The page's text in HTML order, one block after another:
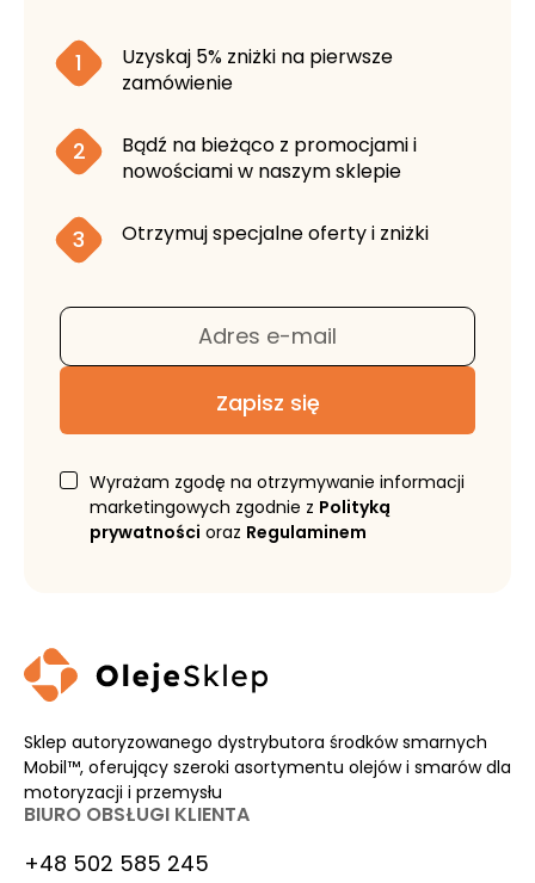
1
Uzyskaj 5% zniżki na pierwsze
zamówienie
2
Bądź na bieżąco z promocjami i
nowościami w naszym sklepie
3 Otrzymuj specjalne oferty i zniżki
Adres e-mail
Zapisz się
Wyrażam zgodę na otrzymywanie informacji
marketingowych zgodnie z Polityką
prywatności oraz Regulaminem
Sklep autoryzowanego dystrybutora środków smarnych
Mobil™, oferujący szeroki asortymentu olejów i smarów dla
motoryzacji i przemysłu
BIURO OBSŁUGI KLIENTA
+48 502 585 245